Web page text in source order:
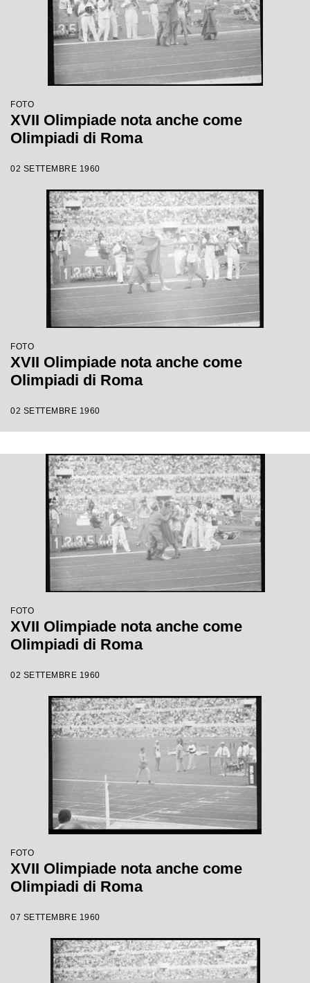
FOTO
XVII Olimpiade nota anche come
Olimpiadi di Roma
02 SETTEMBRE 1960
FOTO
XVII Olimpiade nota anche come
Olimpiadi di Roma
02 SETTEMBRE 1960
FOTO
XVII Olimpiade nota anche come
Olimpiadi di Roma
02 SETTEMBRE 1960
FOTO
XVII Olimpiade nota anche come
Olimpiadi di Roma
07 SETTEMBRE 1960